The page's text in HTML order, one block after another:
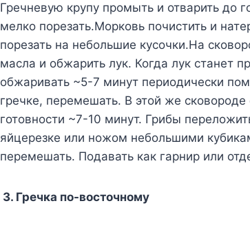
Гречневую крупу промыть и отварить до
мелко порезать.Морковь почистить и
порезать на небольшие кусочки.На
масла и обжарить лук. Когда лук станет
обжаривать ~5-7 минут периодически
гречке, перемешать. В этой же
готовности ~7-10 минут. Грибы
яйцерезке или ножом небольшими
перемешать. Подавать как гарнир или
3. Гречка по-восточному